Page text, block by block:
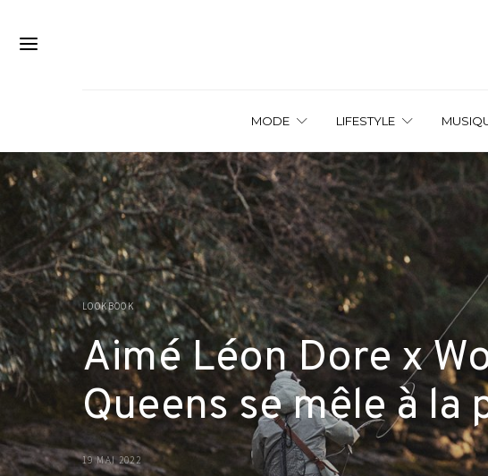
MODE LIFESTYLE
LOOKBOOK
Aimé Léon Dore x
Queens se mêle à la
19 MAI 2022